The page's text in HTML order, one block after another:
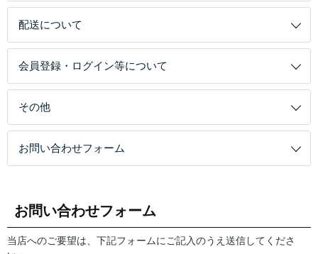
配送について
会員登録・ログイン等について
その他
お問い合わせフォーム
お問い合わせフォーム
当店へのご要望は、下記フォームにご記入のうえ送信してくださ